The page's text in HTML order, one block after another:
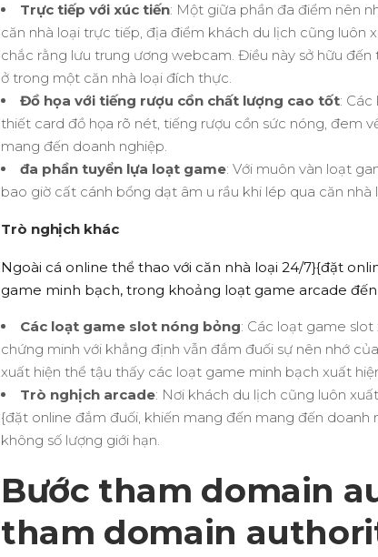
Trực tiếp với xúc tiến: Một giữa phần đa điểm nên
căn nhà loại trực tiếp, địa điểm khách du lịch cũng luôn
chắc rằng lưu trung ương webcam. Điều này sở hữu
ở trong một căn nhà loại đích thực.
Đồ họa với tiếng rượu cồn chất lượng cao tốt:
thiết card đồ họa rõ nét, tiếng rượu cồn sức nóng, đem
mang đến doanh nghiệp.
đa phần tuyển lựa loạt game: Với muôn vàn loạt
bao giờ cất cánh bổng dạt âm u rầu khi lép qua căn
Trò nghịch khác
Ngoài cá online thể thao với căn nhà loại 24/7}{đặt
game minh bạch, trong khoảng loạt game arcade
Các loạt game slot nóng bỏng: Các loạt game
chứng minh với khẳng định vẫn đắm đuối sự nên nhớ
xuất hiện thể tậu thấy các loạt game minh bạch xuất
Trò nghịch arcade: Nơi khách du lịch cũng luôn
{đặt online đắm đuối, khiến mang đến mang đến
không số lượng giới hạn.
Bước tham domain
tham domain